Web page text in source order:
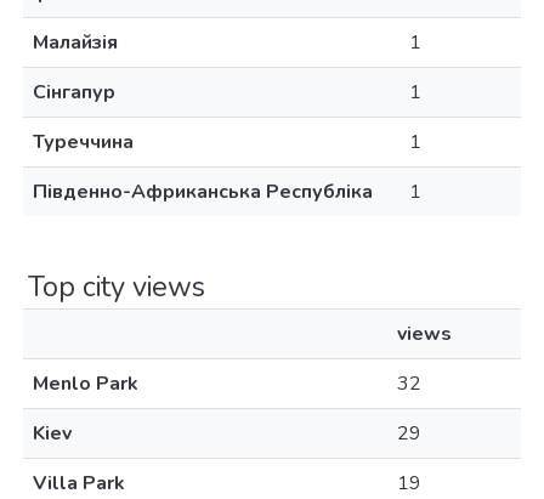
Малайзія
1
Сінгапур
1
Туреччина
1
Південно-Африканська Республіка
1
Top city views
views
Menlo Park
32
Kiev
29
Villa Park
19